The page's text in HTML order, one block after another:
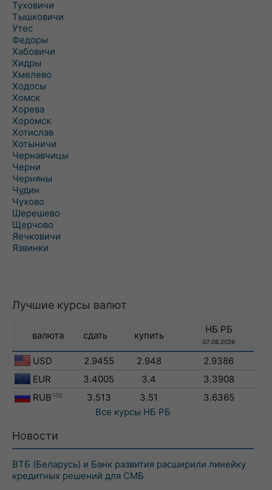
Туховичи
Тышковичи
Утес
Федоры
Хабовичи
Хидры
Хмелево
Ходосы
Хомск
Хорева
Хоромск
Хотислав
Хотыничи
Чернавчицы
Черни
Черняны
Чудин
Чухово
Шерешево
Щерчово
Яечковичи
Язвинки
Лучшие курсы валют
валюта сдать купить
НБ РБ
07.08.2026
USD 2.9455 2.948
2.9386
EUR
3.4005 3.4
3.3908
RUB 100 3.513 3.51
3.6365
Все курсы НБ РБ
Новости
ВТБ (Беларусь) и Банк развития расширили линейку
кредитных решений для СМБ